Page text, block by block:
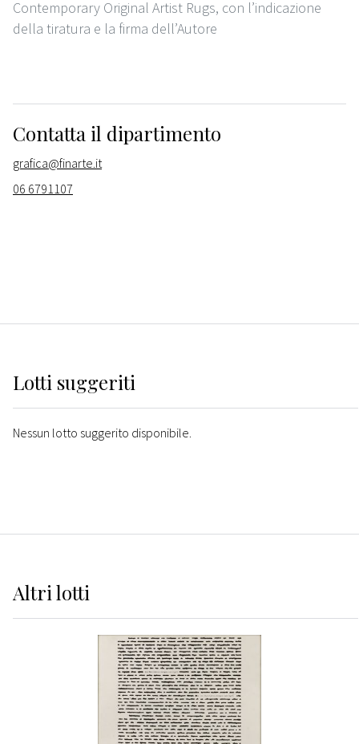
Contemporary Original Artist Rugs, con l’indicazione
della tiratura e la firma dell’Autore
Contatta il dipartimento
grafica@finarte.it
06 6791107
Lotti suggeriti
Nessun lotto suggerito disponibile.
Altrilotti